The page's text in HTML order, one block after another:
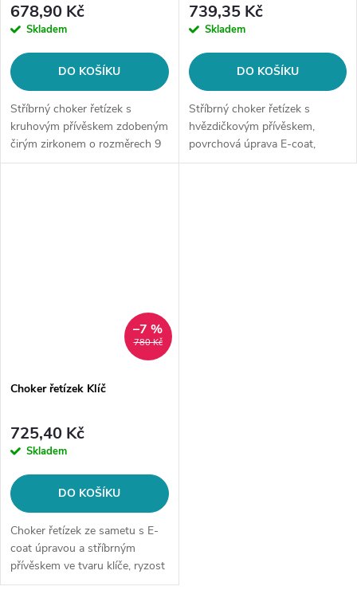
678,90 Kč
Skladem
DO KOŠÍKU
Stříbrný choker řetízek s
kruhovým přívěskem zdobeným
čirým zirkonem o rozměrech 9
x 9 mm, povrchová úprava E-
739,35 Kč
Skladem
DO KOŠÍKU
Stříbrný choker řetízek s
hvězdičkovým přívěskem,
povrchová úprava E-coat,
ryzost 925/1000.
780 Kč
–7 %
Choker řetízek Klíč
725,40 Kč
Skladem
DO KOŠÍKU
Choker řetízek ze sametu s E-
coat úpravou a stříbrným
přívěskem ve tvaru klíče, ryzost
925/1000.